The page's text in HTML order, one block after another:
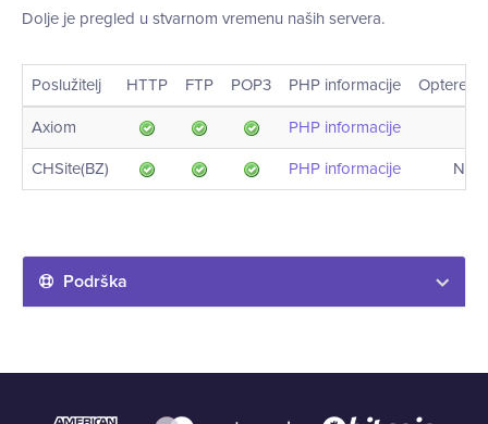
Dolje je pregled u stvarnom vremenu naših servera.
Poslužitelj HTTP FTP POP3 PHP informacije
Axiom PHP informacije
CHSite(BZ) PHP informacije Nije
Podrška